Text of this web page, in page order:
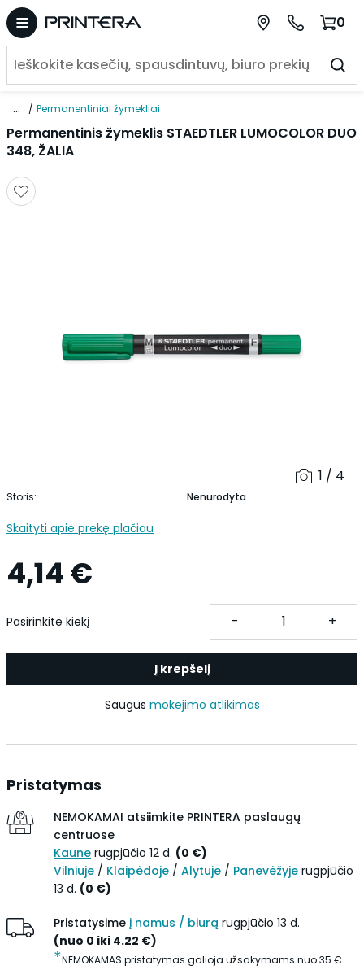
0
... Permanentiniai žymekliai
Permanentinis žymeklis STAEDTLER LUMOCOLOR DUO
348, ŽALIA
1 / 4
Storis: Nenurodyta
Skaityti apie prekę plačiau
4,14 €
Pasirinkite kiekį - +
Į krepšelį
Saugus mokėjimo atlikimas
Pristatymas
NEMOKAMAI atsiimkite PRINTERA paslaugų
centruose
Kaune rugpjūčio 12 d. (0 €)
Vilniuje / Klaipėdoje / Alytuje / Panevėžyje rugpjūčio
13 d. (0 €)
Pristatysime į namus / biurą rugpjūčio 13 d.
(nuo 0 iki 4.22 €)
*NEMOKAMAS pristatymas galioja užsakymams nuo35 €